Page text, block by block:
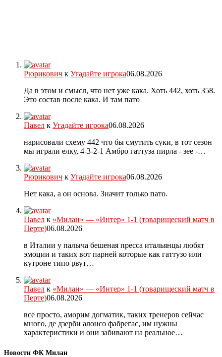
Рюрикович к Угадайте игрока06.08.2026
Да в этом и смысл, что нет уже кака. Хоть 442, хоть 358.
Это состав после кака. И там пато
Павел к Угадайте игрока06.08.2026
нарисовали схему 442 что бы смутить суки, в тот сезон
мы играли елку, 4-3-2-1 Амбро гаттуза пирла - зее -…
Рюрикович к Угадайте игрока06.08.2026
Нет кака, а он основа. Значит только пато.
Павел к «Милан» — «Интер» 1-1 (товарищеский матч в
Перте)06.08.2026
в Италии у палыча бешеная пресса итальянцы любят
эмоции и таких вот парней которые как гаттузо или
кутроне типо рвут…
Павел к «Милан» — «Интер» 1-1 (товарищеский матч в
Перте)06.08.2026
все просто, аморим догматик, таких тренеров сейчас
много, де дзерби алонсо фабрегас, им нужны
характеристики и они забивают на реальное…
Новости ФК Милан